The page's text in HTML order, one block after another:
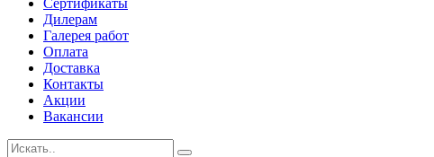
Сертификаты
Дилерам
Галерея работ
Оплата
Доставка
Контакты
Акции
Вакансии